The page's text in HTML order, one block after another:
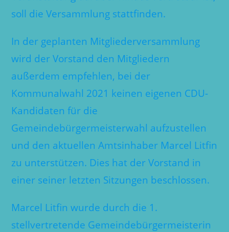
soll die Versammlung stattfinden.
In der geplanten Mitgliederversammlung
wird der Vorstand den Mitgliedern
außerdem empfehlen, bei der
Kommunalwahl 2021 keinen eigenen CDU-
Kandidaten für die
Gemeindebürgermeisterwahl aufzustellen
und den aktuellen Amtsinhaber Marcel Litfin
zu unterstützen. Dies hat der Vorstand in
einer seiner letzten Sitzungen beschlossen.
Marcel Litfin wurde durch die 1.
stellvertretende Gemeindebürgermeisterin